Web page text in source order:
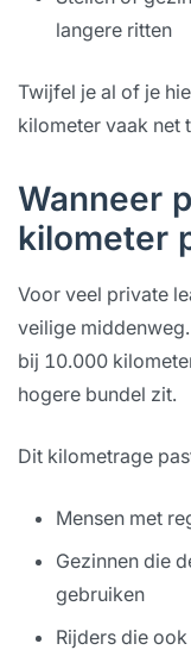
langere ritten
Twijfel je al of je
kilometer vaak net
Wanneer
kilometer
Voor veel private
veilige
bij 10.000
hogere bundel zit.
Dit kilometrage
Mensen met
Gezinnen die
gebruiken
Rijders die